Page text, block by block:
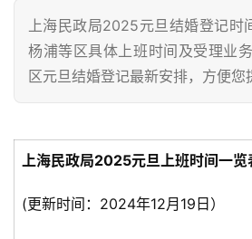
上海民政局2025元旦结婚登记时
杨浦等区具体上班时间及受理业
区元旦结婚登记最新安排，方便您
上海民政局2025元旦上班时间一览
(更新时间：2024年12月19日）